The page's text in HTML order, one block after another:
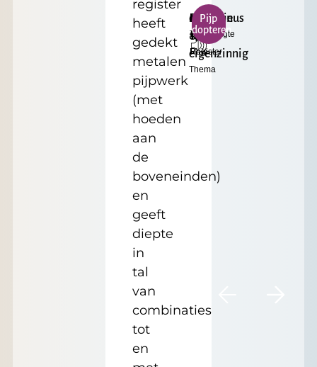
register
heeft
gedekt
metalen
pijpwerk
(met
hoeden
aan
de
boveneinden)
en
geeft
diepte
in
tal
van
combinaties
tot
en
c³
Toonhoogte
Mysterieus
&
eigenzinnig
Thema
Bourdon
16'
Register
Klein
Formaat
€
17.50
Prijs
Pijp
adopteren